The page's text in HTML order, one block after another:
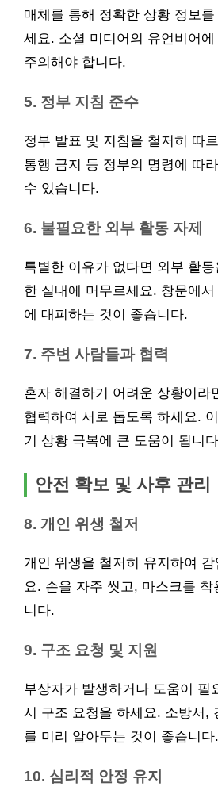
매체를 통해 정확한 상황 정보
세요. 소셜 미디어의 유언비어
주의해야 합니다.
5. 정부 지침 준수
정부 발표 및 지침을 철저히 따
통행 금지 등 정부의 명령에 따
수 있습니다.
6. 불필요한 외부 활동 자제
특별한 이유가 없다면 외부 활
한 실내에 머무르세요. 창문에
에 대피하는 것이 좋습니다.
7. 주변 사람들과 협력
혼자 해결하기 어려운 상황이라
협력하여 서로 돕도록 하세요.
기 상황 극복에 큰 도움이 됩니
안전 확보 및 사후 관리
8. 개인 위생 철저
개인 위생을 철저히 유지하여
요. 손을 자주 씻고, 마스크를
니다.
9. 구조 요청 및 지원
부상자가 발생하거나 도움이 필
시 구조 요청을 하세요. 소방서,
를 미리 알아두는 것이 좋습니다.
10. 심리적 안정 유지